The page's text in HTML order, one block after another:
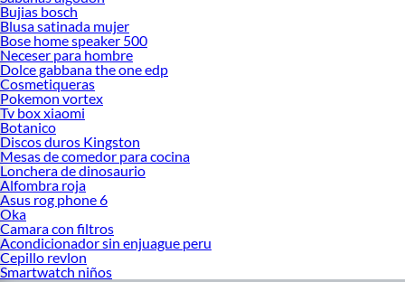
Bujias bosch
Blusa satinada mujer
Bose home speaker 500
Neceser para hombre
Dolce gabbana the one edp
Cosmetiqueras
Pokemon vortex
Tv box xiaomi
Botanico
Discos duros Kingston
Mesas de comedor para cocina
Lonchera de dinosaurio
Alfombra roja
Asus rog phone 6
Oka
Camara con filtros
Acondicionador sin enjuague peru
Cepillo revlon
Smartwatch niños